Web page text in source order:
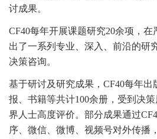
讨成果。
CF40每年开展课题研究20余项，
出了一系列专业、深入、前沿的研
决策咨询。
基于研讨及研究成果，CF40每年出
报、书籍等共计100余册，受到决
界人士高度评价。部分成果通过
序、微信、微博、视频号对外传播